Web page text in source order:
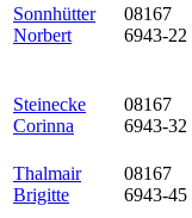
Sonnhütter
Norbert
08167
6943-22
Steinecke
Corinna
08167
6943-32
Thalmair
Brigitte
08167
6943-45